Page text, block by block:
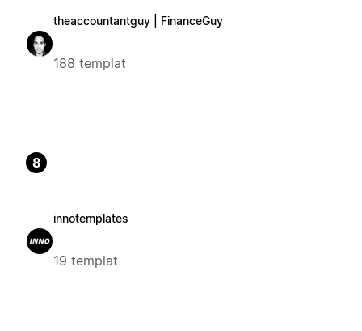
theaccountantguy | FinanceGuy
188 templat
8
innotemplates
19 templat